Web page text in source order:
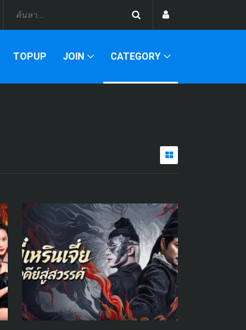
TOPUP JOIN CATEGORY